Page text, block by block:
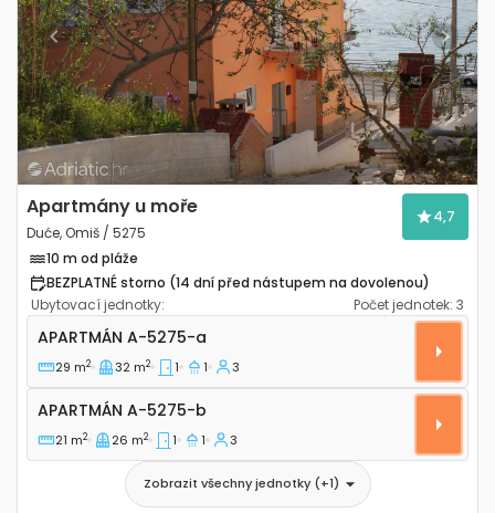
Previous Next
Apartmány u moře
Duće, Omiš / 5275
4,7
10 m od pláže
BEZPLATNÉ storno (14 dní před nástupem na dovolenou)
Ubytovací jednotky:
Počet jednotek: 3
Jednopokojový apartmán Duće, Omiš A-5275-a
APARTMÁN A-5275-a
29 m2 32 m2 1 1 3
Apartmán A-5275-b
APARTMÁN A-5275-b
21 m2 26 m2 1 1 3
Zobrazit všechny jednotky(+1)